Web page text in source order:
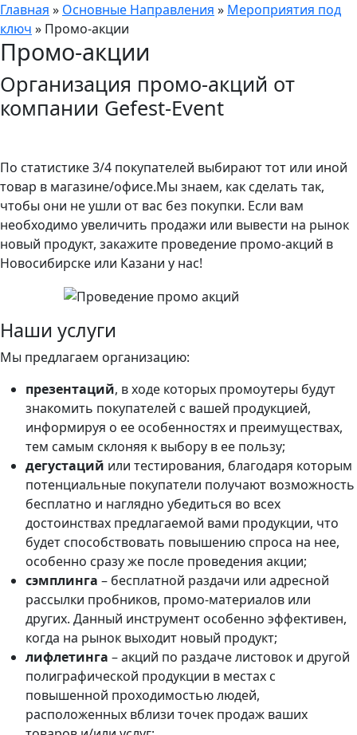
Главная » Основные Направления » Мероприятия под
ключ » Промо-акции
Промо-акции
Организация промо-акций от
компании Gefest-Event
По статистике 3/4 покупателей выбирают тот или иной
товар в магазине/офисе.Мы знаем, как сделать так,
чтобы они не ушли от вас без покупки. Если вам
необходимо увеличить продажи или вывести на рынок
новый продукт, закажите проведение промо-акций в
Новосибирске или Казани у нас!
Наши услуги
Мы предлагаем организацию:
презентаций, в ходе которых промоутеры будут
знакомить покупателей с вашей продукцией,
информируя о ее особенностях и преимуществах,
тем самым склоняя к выбору в ее пользу;
дегустаций или тестирования, благодаря которым
потенциальные покупатели получают возможность
бесплатно и наглядно убедиться во всех
достоинствах предлагаемой вами продукции, что
будет способствовать повышению спроса на нее,
особенно сразу же после проведения акции;
сэмплинга – бесплатной раздачи или адресной
рассылки пробников, промо-материалов или
других. Данный инструмент особенно эффективен,
когда на рынок выходит новый продукт;
лифлетинга – акций по раздаче листовок и другой
полиграфической продукции в местах с
повышенной проходимостью людей,
расположенных вблизи точек продаж ваших